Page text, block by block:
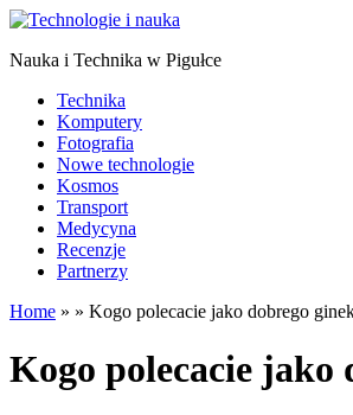
Nauka i Technika w Pigułce
Technika
Komputery
Fotografia
Nowe technologie
Kosmos
Transport
Medycyna
Recenzje
Partnerzy
Home » » Kogo polecacie jako dobrego
Kogo polecacie jako